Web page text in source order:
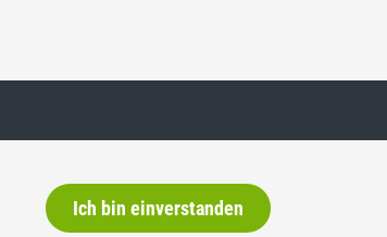
Newsletter
Ich bin einverstanden